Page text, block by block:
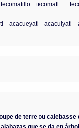
tecomatillo tecomatl +
acacueyatl acacuiyatl
de terre ou
que se da en